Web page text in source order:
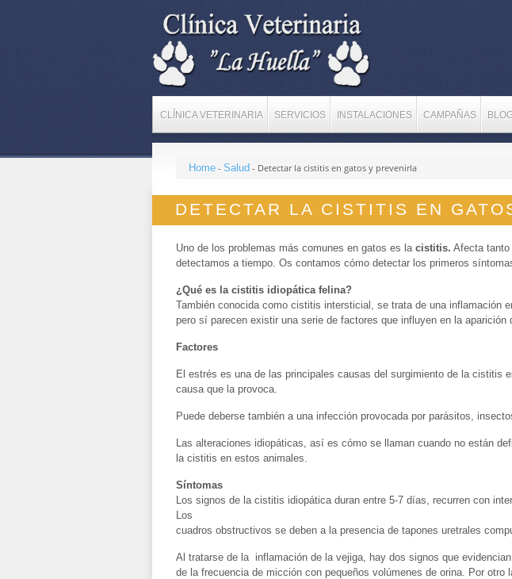
CLÍNICA VETERINARIA SERVICIOS INSTALACIONES CAMPAÑAS
Home - Salud - Detectar la cistitis en gatos y prevenirla
DETECTAR LA CISTITIS EN
Uno de los problemas más comunes en gatos es la cistitis. Afecta tanto
detectamos a tiempo. Os contamos cómo detectar los primeros
¿Qué es la cistitis idiopática felina?
También conocida como cistitis intersticial, se trata de una inflamación
pero sí parecen existir una serie de factores que influyen en la aparición
Factores
El estrés es una de las principales causas del surgimiento de la cistitis
causa que la provoca.
Puede deberse también a una infección provocada por parásitos,
Las alteraciones idiopáticas, así es cómo se llaman cuando no están
la cistitis en estos animales.
Síntomas
Los signos de la cistitis idiopática duran entre 5-7 días, recurren con
Los
cuadros obstructivos se deben a la presencia de tapones uretrales
Al tratarse de la inflamación de la vejiga, hay dos signos que
de la frecuencia de micción con pequeños volúmenes de orina. Por otro